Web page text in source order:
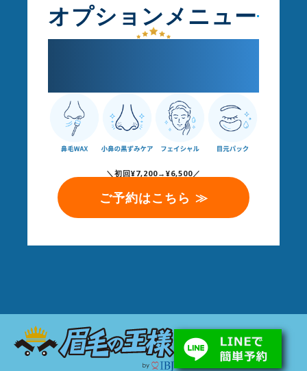
オプションメニュー
＼初回¥7,200→¥6,500／
ご予約はこちら ≫